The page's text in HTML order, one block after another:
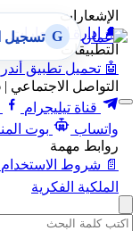
الإشعارات
🔔 إدارة الإشعارات
التطبيقات
🤖 تحميل تطبيق
التواصل الاجتماعي | 16
قناة تيليجرام
واتساب
بوت
روابط مهمة
📄 شروط الاستخدام
الملكية الفكرية
G تسجيل